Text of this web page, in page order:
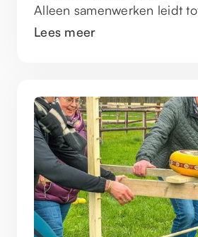
Alleen samenwerken leidt
Lees meer